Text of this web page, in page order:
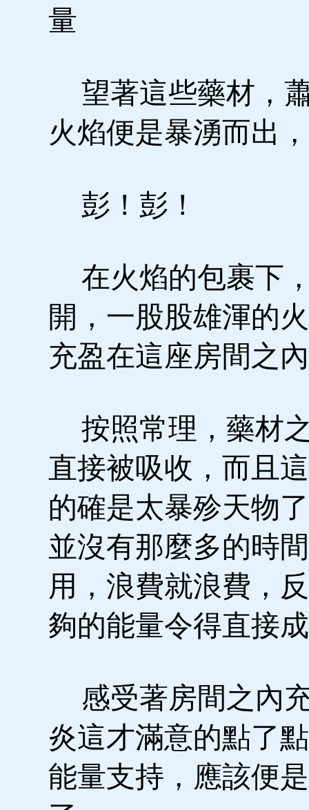
量
望著這些藥材，
火焰便是暴湧而出
彭！彭！
在火焰的包裹下
開，一股股雄渾的
充盈在這座房間之
按照常理，藥材
直接被吸收，而且
的確是太暴殄天物
並沒有那麼多的時
用，浪費就浪費，
夠的能量令得直接
感受著房間之內
炎這才滿意的點了
能量支持，應該便